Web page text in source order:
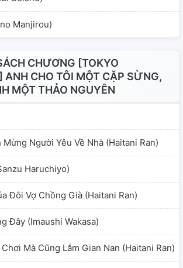
Manjirou)
CHƯƠNG [TOKYO
ANH CHO TÔI MỘT CẶP SỪNG,
MỘT THẢO NGUYÊN
Mừng Người Yêu Về Nhà (Haitani Ran)
Haruchiyo)
Đôi Vợ Chồng Già (Haitani Ran)
Đây (Imaushi Wakasa)
Mà Cũng Lắm Gian Nan (Haitani Ran)